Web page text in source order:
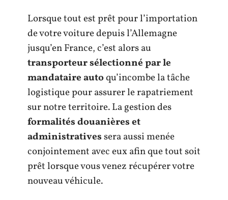
Lorsque tout est prêt pour l’importation
de votre voiture depuis l’Allemagne
jusqu’en France, c’est alors au
transporteur sélectionné par le
mandataire autoqu’incombe la tâche
logistique pour assurer le rapatriement
sur notre territoire. La gestion des
formalités douanières et
administrativessera aussi menée
conjointement avec eux afin que tout soit
prêt lorsque vous venez récupérer votre
nouveau véhicule.